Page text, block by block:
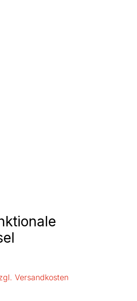
Versandkosten